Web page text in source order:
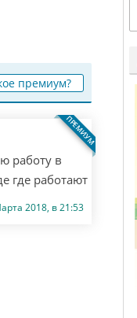
премиум?
ПРЕМИУМ
работу в
где работают
ответил
2018, в 21:53